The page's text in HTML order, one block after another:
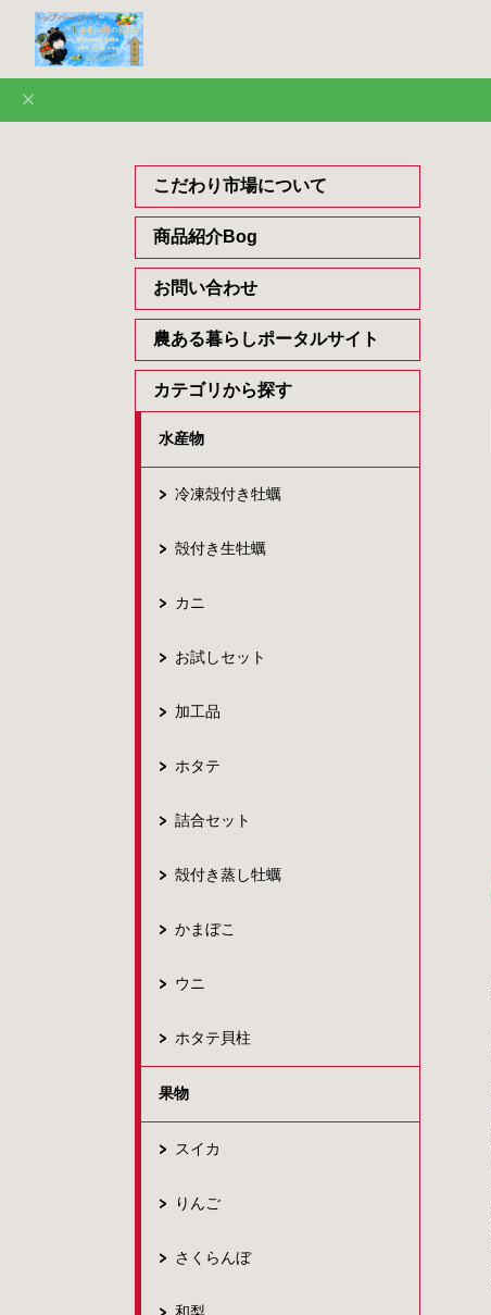
こだわり市場について
商品紹介Bog
お問い合わせ
農ある暮らしポータルサイト
カテゴリから探す
水産物
冷凍殻付き牡蠣
殻付き生牡蠣
カニ
お試しセット
加工品
ホタテ
詰合セット
殻付き蒸し牡蠣
かまぼこ
ウニ
ホタテ貝柱
果物
スイカ
りんご
さくらんぼ